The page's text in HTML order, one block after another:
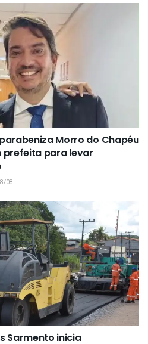
Morro do Chapéu
para levar
08
Sarmento inicia